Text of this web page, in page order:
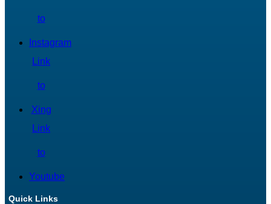
to
Instagram
Link
to
Xing
Link
to
Youtube
Quick Links